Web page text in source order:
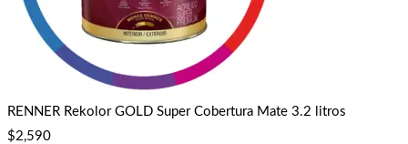
RENNER Rekolor GOLD Super Cobertura Mate 3.2 litros
$2,590